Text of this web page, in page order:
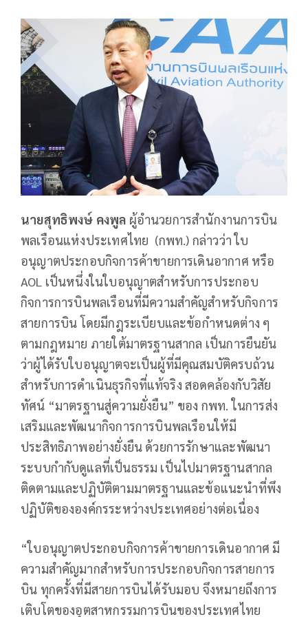
นายสุทธิพงษ์ คงพูล ผู้อำนวยการสำนักงานการบิน
พลเรือนแห่งประเทศไทย (กพท.) กล่าวว่า ใบ
อนุญาตประกอบกิจการค้าขายการเดินอากาศ หรือ
AOL เป็นหนึ่งในใบอนุญาตสำหรับการประกอบ
กิจการการบินพลเรือนที่มีความสำคัญสำหรับกิจการ
สายการบิน โดยมีกฎระเบียบและข้อกำหนดต่าง ๆ
ตามกฎหมาย ภายใต้มาตรฐานสากล เป็นการยืนยัน
ว่าผู้ได้รับใบอนุญาตจะเป็นผู้ที่มีคุณสมบัติครบถ้วน
สำหรับการดำเนินธุรกิจที่แท้จริง สอดคล้องกับวิสัย
ทัศน์ “มาตรฐานสู่ความยั่งยืน” ของ กพท. ในการส่ง
เสริมและพัฒนากิจการการบินพลเรือนให้มี
ประสิทธิภาพอย่างยั่งยืน ด้วยการรักษาและพัฒนา
ระบบกำกับดูแลที่เป็นธรรม เป็นไปมาตรฐานสากล
ติดตามและปฏิบัติตามมาตรฐานและข้อแนะนำที่พึง
ปฏิบัติขององค์กรระหว่างประเทศอย่างต่อเนื่อง
“ใบอนุญาตประกอบกิจการค้าขายการเดินอากาศ มี
ความสำคัญมากสำหรับการประกอบกิจการสายการ
บิน ทุกครั้งที่มีสายการบินได้รับมอบ จึงหมายถึงการ
เติบโตของอุตสาหกรรมการบินของประเทศไทย